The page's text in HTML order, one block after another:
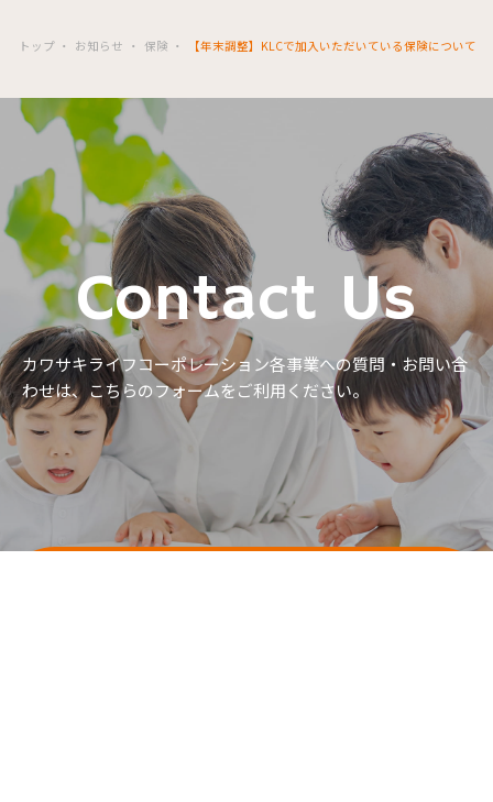
トップ お知らせ 保険 【年末調整】KLCで加入いただいている保険について
Contact Us
カワサキライフコーポレーション各事業への質問・お問い合
わせは、 こちらのフォームをご利用ください。